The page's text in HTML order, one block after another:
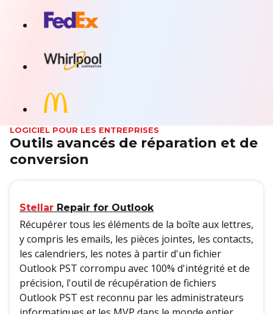
LOGICIEL POUR LES ENTREPRISES
Outils avancés de réparation et de
conversion
Stellar Repair for Outlook
Récupérer tous les éléments de la boîte aux lettres,
y compris les emails, les pièces jointes, les contacts,
les calendriers, les notes à partir d'un fichier
Outlook PST corrompu avec 100% d'intégrité et de
précision, l'outil de récupération de fichiers
Outlook PST est reconnu par les administrateurs